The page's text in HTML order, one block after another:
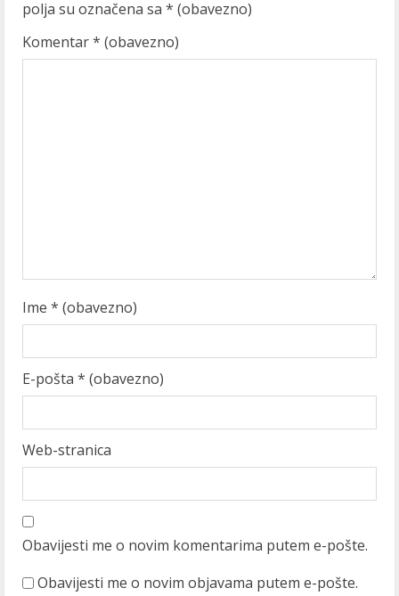
u
e
n
g
polja su označena sa * (obavezno)
Komentar* (obavezno)
Ime * (obavezno)
E-pošta * (obavezno)
Web-stranica
Obavijesti me o novim komentarima putem e-pošte.
Obavijesti me o novim objavama putem e-pošte.